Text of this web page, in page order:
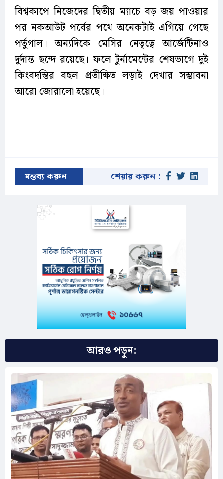
বিশ্বকাপে নিজেদের দ্বিতীয় ম্যাচে বড় জয় পাওয়ার
পর নকআউট পর্বের পথে অনেকটাই এগিয়ে গেছে
পর্তুগাল। অন্যদিকে মেসির নেতৃত্বে আর্জেন্টিনাও
দুর্দান্ত ছন্দে রয়েছে। ফলে টুর্নামেন্টের শেষভাগে দুই
কিংবদন্তির বহুল প্রতীক্ষিত লড়াই দেখার সম্ভাবনা
আরো জোরালো হয়েছে।
মন্তব্য করুন শেয়ার করুন :
আরও পড়ুন: